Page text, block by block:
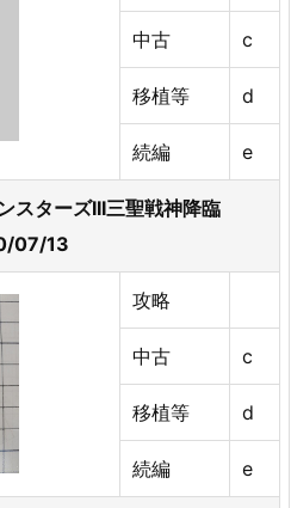
中古 c
移植等 d
続編 e
スターズIII三聖戦神降臨
07/13
攻略
中古 c
移植等 d
続編 e